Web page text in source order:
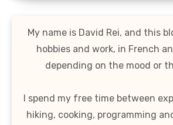
My name is David Rei, and this
hobbies and work, in French
depending on the mood or
I spend my free time between
hiking, cooking, programming